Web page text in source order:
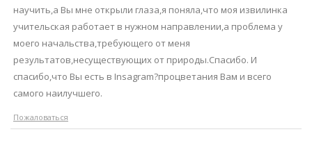
научить,а Вы мне открыли глаза,я поняла,что моя извилинка
учительская работает в нужном направлении,а проблема у
моего начальства,требующего от меня
результатов,несуществующих от природы.Спасибо. И
спасибо,что Вы есть в Insagram?процветания Вам и всего
самого наилучшего.
Пожаловаться